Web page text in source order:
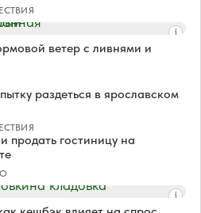
ветер с ливнями и
раздеться в ярославском
продать гостиницу на